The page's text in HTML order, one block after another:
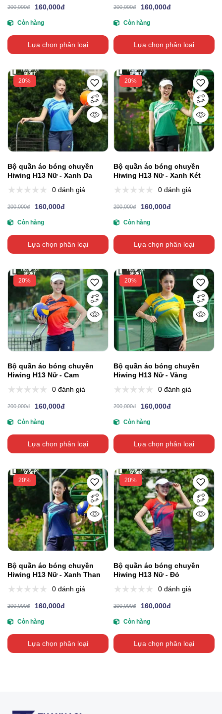
200,000đ 160,000đ
Còn hàng
Lựa chọn phân loại
200,000đ 160,000đ
Còn hàng
Lựa chọn phân loại
20%
Bộ quần áo bóng chuyền
Hiwing H13 Nữ - Xanh Da
0 đánh giá
200,000đ 160,000đ
Còn hàng
Lựa chọn phân loại
20%
Bộ quần áo bóng chuyền
Hiwing H13 Nữ - Xanh Két
0 đánh giá
200,000đ 160,000đ
Còn hàng
Lựa chọn phân loại
20%
Bộ quần áo bóng chuyền
Hiwing H13 Nữ - Cam
0 đánh giá
200,000đ 160,000đ
Còn hàng
Lựa chọn phân loại
20%
Bộ quần áo bóng chuyền
Hiwing H13 Nữ - Vàng
0 đánh giá
200,000đ 160,000đ
Còn hàng
Lựa chọn phân loại
20%
Bộ quần áo bóng chuyền
Hiwing H13 Nữ - Xanh Than
0 đánh giá
200,000đ 160,000đ
Còn hàng
Lựa chọn phân loại
20%
Bộ quần áo bóng chuyền
Hiwing H13 Nữ - Đỏ
0 đánh giá
200,000đ 160,000đ
Còn hàng
Lựa chọn phân loại